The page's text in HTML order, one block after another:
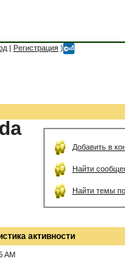
| Регистрация )
Добавить в
Найти
Найти темы
активности
AM